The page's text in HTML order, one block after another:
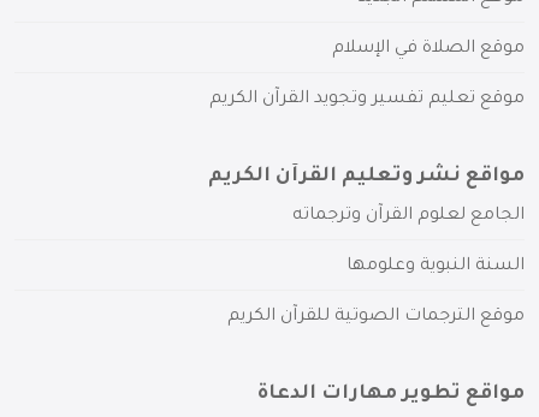
موقع الصلاة في الإسلام
موقع تعليم تفسير وتجويد القرآن الكريم
مواقع نشر وتعليم القرآن الكريم
الجامع لعلوم القرآن وترجماته
السنة النبوية وعلومها
موقع الترجمات الصوتية للقرآن الكريم
مواقع تطوير مهارات الدعاة